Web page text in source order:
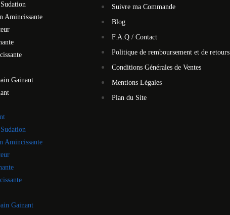
Amincissante
Gainant
Amincissante
Gainant
Suivre ma Commande
Blog
F.A.Q / Contact
Politique de remboursement et de retours
Conditions Générales de Ventes
Mentions Légales
Plan du Site